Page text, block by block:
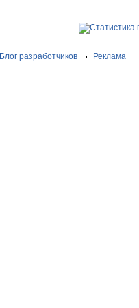
Блог разработчиков
Реклама